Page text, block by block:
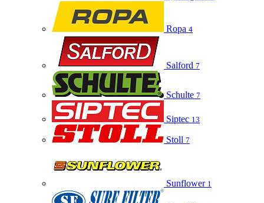
Ropa 4
Salford 7
Schulte 7
Siptec 13
Stoll 7
Sunflower 1